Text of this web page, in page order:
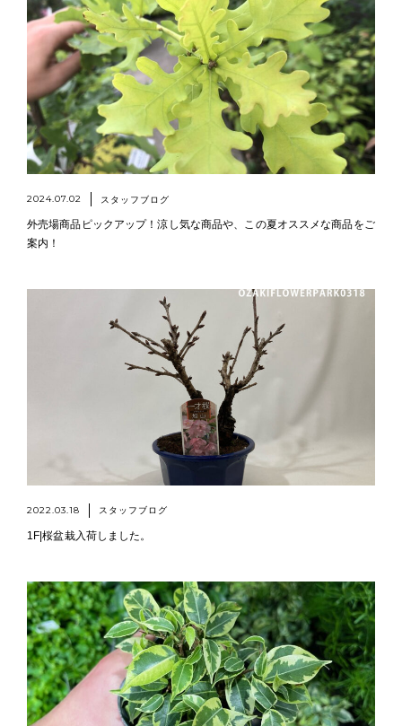
2024.07.02 スタッフブログ
外売場商品ピックアップ！涼し気な商品や、この夏オススメな商品をご
案内！
2022.03.18 スタッフブログ
1F|桜盆栽入荷しました。